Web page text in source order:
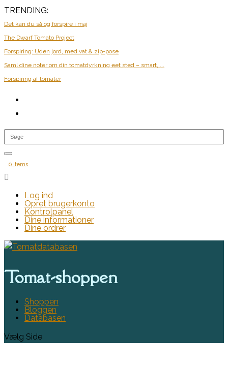
TRENDING:
Det kan du så og forspire i maj
The Dwarf Tomato Project
Forspiring: Uden jord, med vat & zip-pose
Saml dine noter om din tomatdyrkning eet sted – smart, ...
Forspiring af tomater
0 Items

Log ind
Opret brugerkonto
Kontrolpanel
Dine informationer
Dine ordrer
Tomat-shoppen
Shoppen
Bloggen
Databasen
Vælg Side